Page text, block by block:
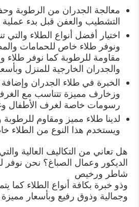
معالجة الجدران من الرطوبة
التشطيب والعفن قبل بدء عملية
اختيار أفضل أنواع الطلاء والتي
ونوفر طلاء خاص للحمامات
مقاومة للرطوبة كما نوفر طلاء
والجدران الخارجية للمنزل
الخبرة في طلاء الجدران
وزخارف مميزة تتناسب مع الغرف
رسومات خاصة لغرف الأطفال
لدينا طلاء مميز ومقاوم
ويستخدم هذا النوع من الطلاء
هل تعاني من التكاليف العالية
الديكور وعمال الصباغ؟ نحن
شاطر ورخيص
وذو خبرة بكافة أنواع الطلاء كما
وجمالية وذوق رفيع وبأسعار